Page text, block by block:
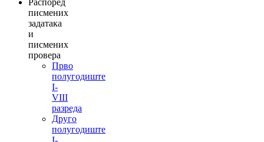
писмених
задатака
и
писмених
провера
Прво
полугодиште
I-
VIII
разреда
Друго
полугодиште
I-